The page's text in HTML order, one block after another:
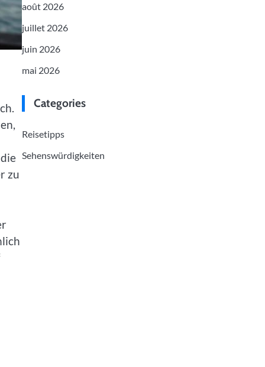
zu
août 2026
juillet 2026
juin 2026
mai 2026
Categories
Reisetipps
Sehenswürdigkeiten